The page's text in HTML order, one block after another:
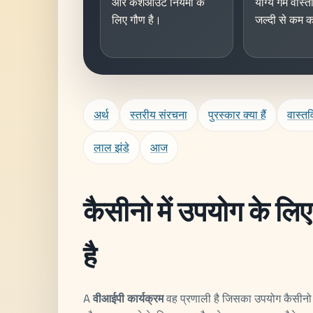
लिए गौण है।
जल्दी से कम
अर्थ स्तरीय संरचना पुरस्कार क्या हैं
लाल झंडे आज
कैसीनो में उपयोग के
है
Aवीआईपी कार्यक्रमवह प्रणाली है जिसका उपयोग